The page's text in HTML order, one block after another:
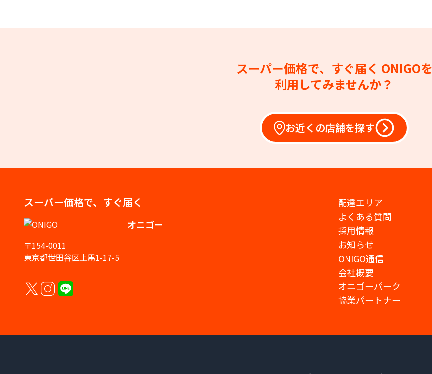
スーパー価格で、すぐ届く ONIGOを
利用してみませんか？
お近くの店舗を探す
スーパー価格で、すぐ届く
オニゴー
〒154-0011
東京都世田谷区上馬1-17-5
配達エリア
よくある質問
採用情報
お知らせ
ONIGO通信
会社概要
オニゴーパーク
協業パートナー